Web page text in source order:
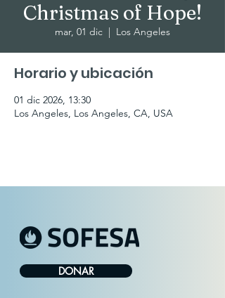
Christmas of Hope!
mar, 01 dic
  |
Los Angeles
Horario y ubicación
01 dic 2026, 13:30
Los Angeles, Los Angeles, CA, USA
DONAR